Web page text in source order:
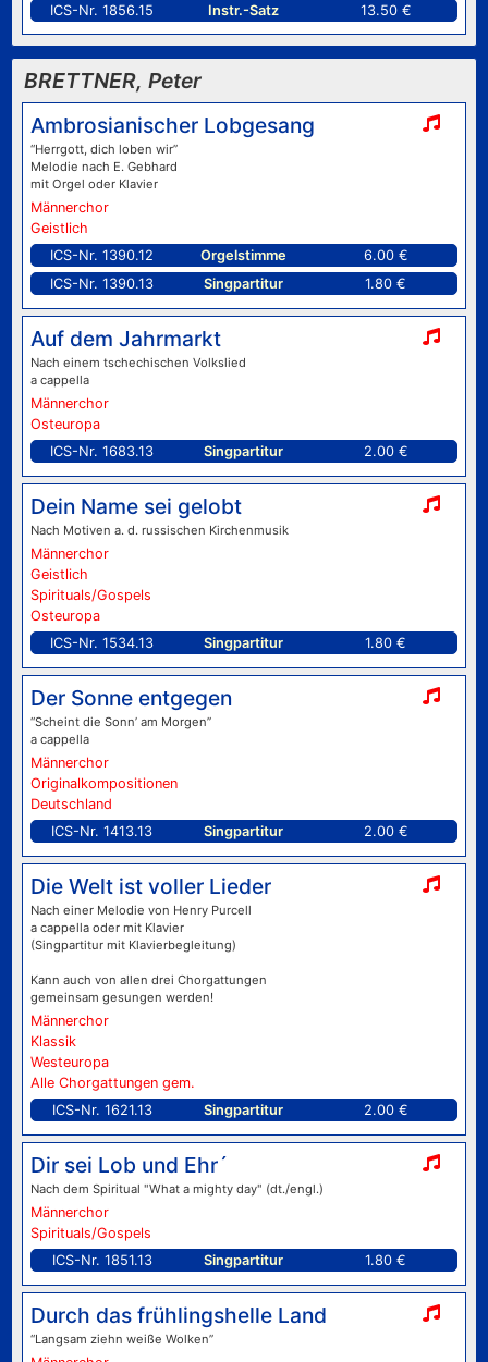
ICS-Nr. 1856.15
Instr.-Satz 13.50 €
BRETTNER, Peter
Ambrosianischer Lobgesang
“Herrgott, dich loben wir”
Melodie nach E. Gebhard
mit Orgel oder Klavier
Männerchor
Geistlich
ICS-Nr. 1390.12
Orgelstimme
6.00 €
ICS-Nr. 1390.13
Singpartitur 1.80 €
Auf dem Jahrmarkt
Nach einem tschechischen Volkslied
a cappella
Männerchor
Osteuropa
ICS-Nr. 1683.13
Singpartitur 2.00 €
Dein Name sei gelobt
Nach Motiven a. d. russischen Kirchenmusik
Männerchor
Geistlich
Spirituals/Gospels
Osteuropa
ICS-Nr. 1534.13
Singpartitur 1.80 €
Der Sonne entgegen
“Scheint die Sonn’ am Morgen”
a cappella
Männerchor
Originalkompositionen
Deutschland
ICS-Nr. 1413.13
Singpartitur 2.00 €
Die Welt ist voller Lieder
Nach einer Melodie von Henry Purcell
a cappella oder mit Klavier
(Singpartitur mit Klavierbegleitung)
Kann auch von allen drei Chorgattungen
gemeinsam gesungen werden!
Männerchor
Klassik
Westeuropa
Alle Chorgattungen gem.
ICS-Nr. 1621.13
Singpartitur 2.00 €
Dir sei Lob und Ehr´
Nach dem Spiritual "What a mighty day" (dt./engl.)
Männerchor
Spirituals/Gospels
ICS-Nr. 1851.13
Singpartitur 1.80 €
Durch das frühlingshelle Land
“Langsam ziehn weiße Wolken”